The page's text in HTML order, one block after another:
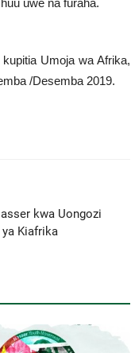
Umoja wa Afrika,
/Desemba 2019.
kwa Uongozi
Kiafrika